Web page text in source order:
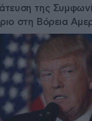
της
στη Βόρεια